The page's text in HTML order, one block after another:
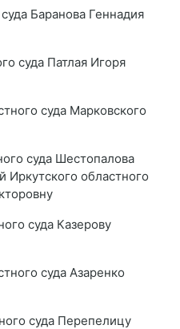
Баранова Геннадия
суда Патлая Игоря
суда Марковского
суда Шестопалова
областного
суда Казерову
суда Азаренко
суда Перепелицу